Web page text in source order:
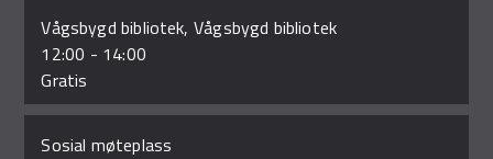
Vågsbygd bibliotek, Vågsbygd bibliotek
12:00 - 14:00
Gratis
Sosial møteplass